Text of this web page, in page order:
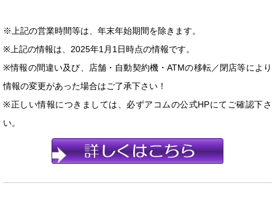
※上記の営業時間等は、年末年始期間を除きます。
※上記の情報は、2025年1月1日時点の情報です。
※情報の間違い及び、店舗・自動契約機・ATMの移転／閉店等により
情報の変更があった場合はご了承下さい！
※正しい情報につきましては、必ずアコムの公式HPにてご確認下さ
い。